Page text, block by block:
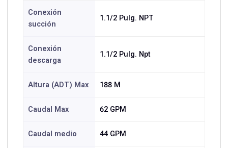
Conexión
succión
1.1/2 Pulg. NPT
Conexión
descarga
1.1/2 Pulg. Npt
Altura (ADT) Max 188 M
Caudal Max 62 GPM
Caudal medio 44 GPM